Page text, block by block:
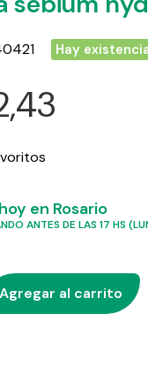
Hay
en Rosario
ANTES DE LAS 17 HS
Agregar al carrito